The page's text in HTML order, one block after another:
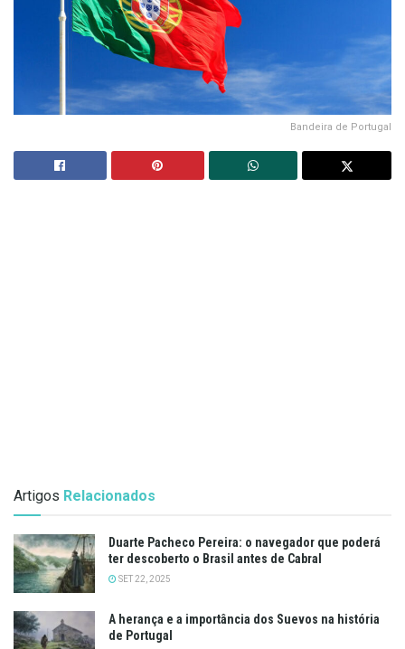
Bandeira de Portugal
Artigos Relacionados
Duarte Pacheco Pereira: o navegador que poderá
ter descoberto o Brasil antes de Cabral
SET 22, 2025
A herança e a importância dos Suevos na história
de Portugal